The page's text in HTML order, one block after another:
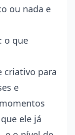
ou nada e
o que
criativo para
e
ele já